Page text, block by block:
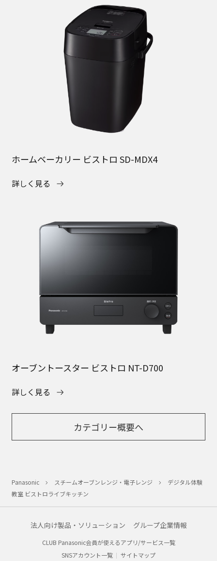
ホームベーカリー ビストロ SD-MDX4
詳しく見る
オーブントースター ビストロ NT-D700
詳しく見る
カテゴリー概要へ
Panasonic スチームオーブンレンジ・電子レンジ
デジタル体験
教室 ビストロライブキッチン
法人向け製品・ソリューション グループ企業情報
CLUB Panasonic会員が使えるアプリ/サービス一覧
SNSアカウント一覧
サイトマップ